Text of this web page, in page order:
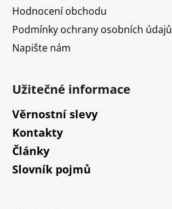
Hodnocení obchodu
Podmínky ochrany osobních údajů
Napište nám
Užitečné informace
Věrnostní slevy
Kontakty
Články
Slovník pojmů